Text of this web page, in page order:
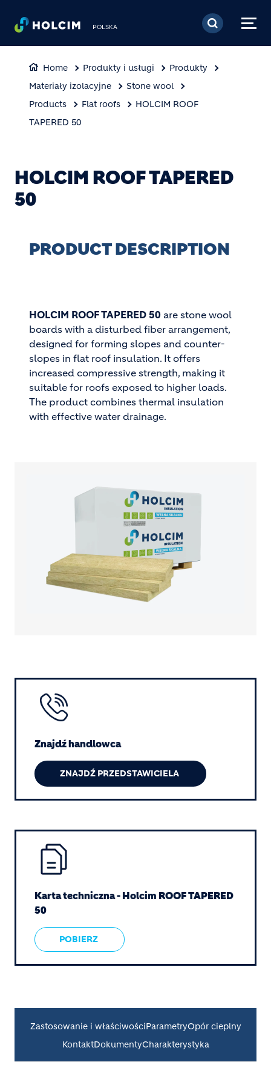
Skip to main content
POLSKA
Home Produkty i usługi
Produkty
Materiały izolacyjne
Stone wool
Products
Flat roofs
HOLCIM ROOF
TAPERED 50
HOLCIM ROOF TAPERED
50
PRODUCT DESCRIPTION
HOLCIM ROOF TAPERED 50 are stone wool
boards with a disturbed fiber arrangement,
designed for forming slopes and counter-
slopes in flat roof insulation. It offers
increased compressive strength, making it
suitable for roofs exposed to higher loads.
The product combines thermal insulation
with effective water drainage.
Image
Znajdź handlowca
ZNAJDŹ PRZEDSTAWICIELA
Image
Karta techniczna - Holcim ROOF TAPERED
POBIERZ
Zastosowanie i właściwościParametryOpór cieplny
KontaktDokumentyCharakterystyka